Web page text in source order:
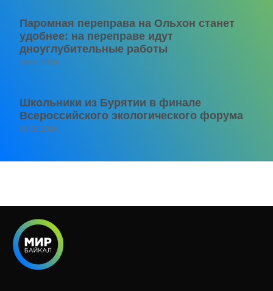
Паромная переправа на Ольхон станет
удобнее: на переправе идут
дноуглубительные работы
06.08.2026
Школьники из Бурятии в финале
Всероссийского экологического форума
06.08.2026